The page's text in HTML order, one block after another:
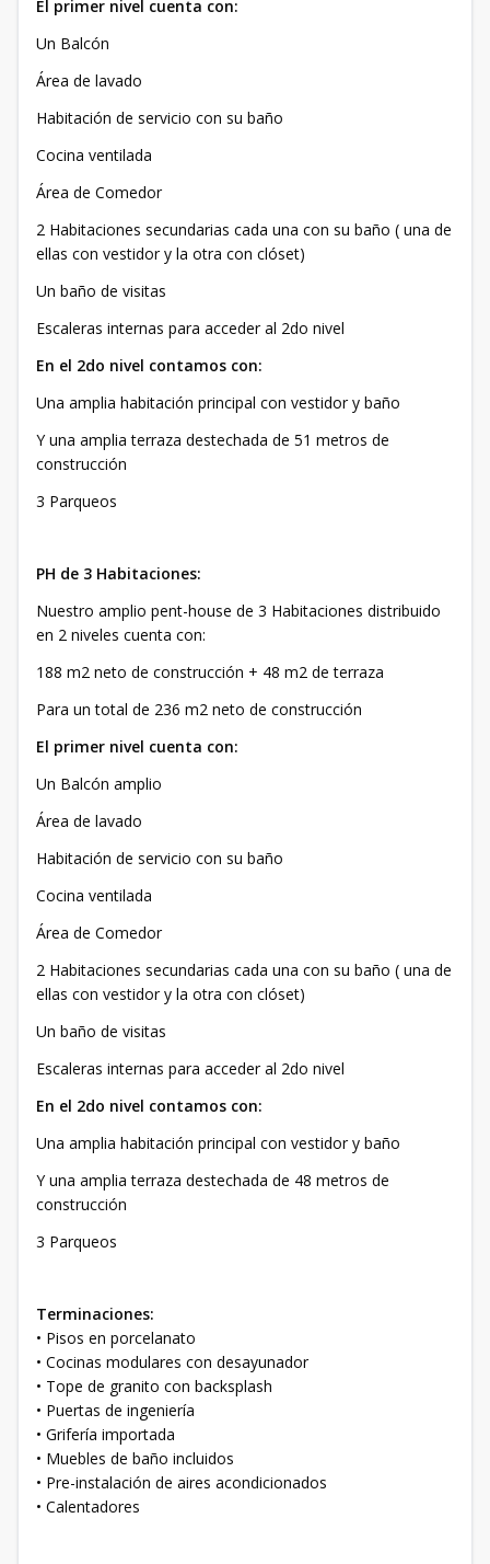
El primer nivel cuenta con:
Un Balcón
Área de lavado
Habitación de servicio con su baño
Cocina ventilada
Área de Comedor
2 Habitaciones secundarias cada una con su baño ( una de
ellas con vestidor y la otra con clóset)
Un baño de visitas
Escaleras internas para acceder al 2do nivel
En el 2do nivel contamos con:
Una amplia habitación principal con vestidor y baño
Y una amplia terraza destechada de 51 metros de
construcción
3 Parqueos
PH de 3 Habitaciones:
Nuestro amplio pent-house de 3 Habitaciones distribuido
en 2 niveles cuenta con:
188 m2 neto de construcción + 48 m2 de terraza
Para un total de 236 m2 neto de construcción
El primer nivel cuenta con:
Un Balcón amplio
Área de lavado
Habitación de servicio con su baño
Cocina ventilada
Área de Comedor
2 Habitaciones secundarias cada una con su baño ( una de
ellas con vestidor y la otra con clóset)
Un baño de visitas
Escaleras internas para acceder al 2do nivel
En el 2do nivel contamos con:
Una amplia habitación principal con vestidor y baño
Y una amplia terraza destechada de 48 metros de
construcción
3 Parqueos
Terminaciones:
• Pisos en porcelanato
• Cocinas modulares con desayunador
• Tope de granito con backsplash
• Puertas de ingeniería
• Grifería importada
• Muebles de baño incluidos
• Pre-instalación de aires acondicionados
• Calentadores